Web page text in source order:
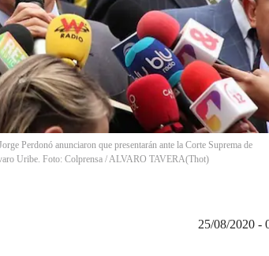
Perdonó anunciaron que presentarán ante la Corte Suprema de
Uribe. Foto: Colprensa / ALVARO TAVERA(Thot)
25/08/2020 -